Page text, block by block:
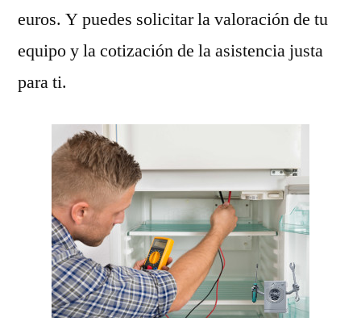
euros. Y puedes solicitar la valoración de tu
equipo y la cotización de la asistencia justa
para ti.